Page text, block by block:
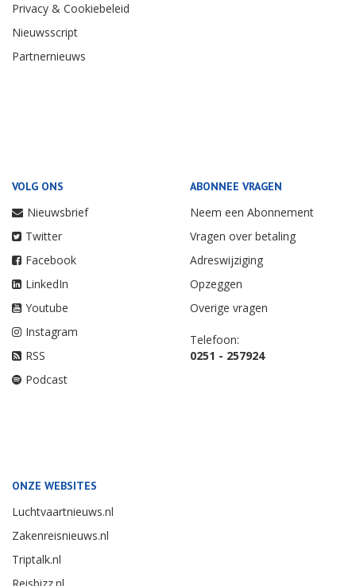
Privacy & Cookiebeleid
Nieuwsscript
Partnernieuws
VOLG ONS
Nieuwsbrief
Twitter
Facebook
LinkedIn
Youtube
Instagram
RSS
Podcast
ABONNEE VRAGEN
Neem een Abonnement
Vragen over betaling
Adreswijziging
Opzeggen
Overige vragen
Telefoon:
0251 - 257924
ONZE WEBSITES
Luchtvaartnieuws.nl
Zakenreisnieuws.nl
Triptalk.nl